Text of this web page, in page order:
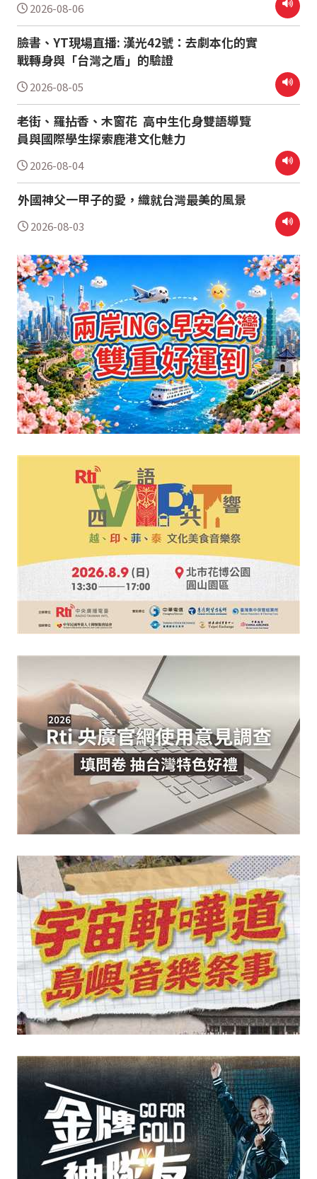
2026-08-06
臉書、YT現場直播: 漢光42號：去劇本化的實
戰轉身與「台灣之盾」的驗證
2026-08-05
老街、羅拈香、木窗花 高中生化身雙語導覽
員與國際學生探索鹿港文化魅力
2026-08-04
外國神父一甲子的愛，織就台灣最美的風景
2026-08-03